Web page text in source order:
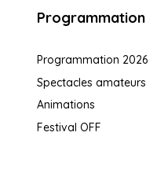
Programmation
Programmation 2026
Spectacles amateurs
Animations
Festival OFF